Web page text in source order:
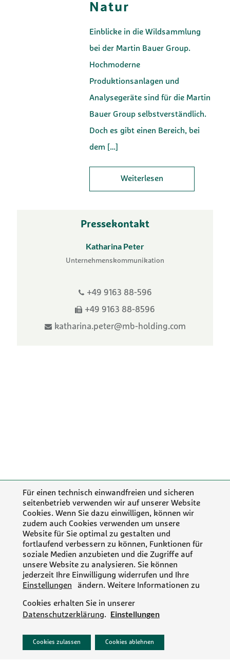
Natur
Einblicke in die Wildsammlung
bei der Martin Bauer Group.
Hochmoderne
Produktionsanlagen und
Analysegeräte sind für die Martin
Bauer Group selbstverständlich.
Doch es gibt einen Bereich, bei
dem […]
Weiterlesen
Pressekontakt
Katharina Peter
Unternehmenskommunikation
+49 9163 88-596
+49 9163 88-8596
katharina.peter@mb-holding.com
IMPRESSUM
Für einen technisch einwandfreien und sicheren
seitenbetrieb verwenden wir auf unserer Website
Cookies. Wenn Sie dazu einwilligen, können wir
zudem auch Cookies verwenden um unsere
Website für Sie optimal zu gestalten und
fortlaufend verbessern zu können, Funktionen für
soziale Medien anzubieten und die Zugriffe auf
unsere Website zu analysieren. Sie können
jederzeit Ihre Einwilligung widerrufen und Ihre
Einstellungen
ändern. Weitere Informationen zu
Cookies erhalten Sie in unserer
Datenschutzerklärung. Einstellungen
Cookies zulassen Cookies ablehnen